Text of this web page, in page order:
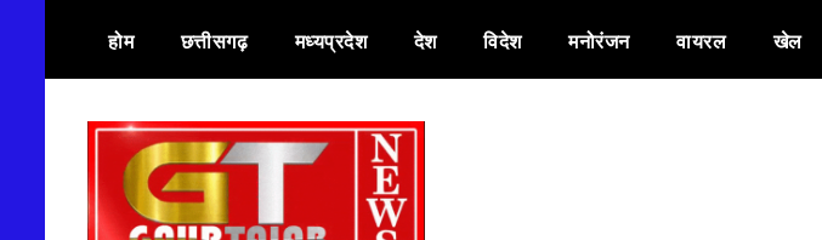
content
होम छत्तीसगढ़ मध्यप्रदेश देश विदेश मनोरंजन वायरल खेल